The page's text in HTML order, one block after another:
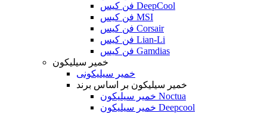
فن کیس DeepCool
فن کیس MSI
فن کیس Corsair
فن کیس Lian-Li
فن کیس Gamdias
خمیر سیلیکون
خمیر سیلیکونی
خمیر سیلیکون بر اساس برند
خمیر سیلیکون Noctua
خمیر سیلیکون Deepcool